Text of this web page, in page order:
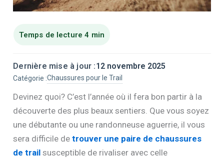
Dernière mise à jour :12 novembre 2025
Catégorie :Chaussures pour le Trail
Devinez quoi? C’est l’année où il fera bon partir à la
découverte des plus beaux sentiers. Que vous soyez
une débutante ou une randonneuse aguerrie, il vous
sera difficile detrouver une paire de chaussures
de trailsusceptible de rivaliser avec celle